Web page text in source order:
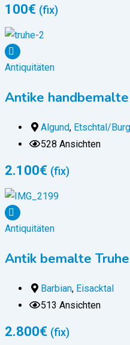
100€ (fix)
Antiquitäten
Antike
Algund, Etschtal/
528 Ansichten
2.100€ (fix)
Antiquitäten
Antik bemalte
Barbian, Eisacktal
513 Ansichten
2.800€ (fix)